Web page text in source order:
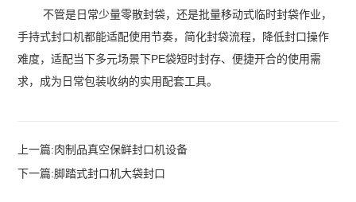
不管是日常少量零散封袋，还是批量移动式临时封袋作业，
手持式封口机都能适配使用节奏，简化封袋流程，降低封口操作
难度，适配当下多元场景下PE袋短时封存、便捷开合的使用需
求，成为日常包装收纳的实用配套工具。
上一篇:肉制品真空保鲜封口机设备
下一篇:脚踏式封口机大袋封口